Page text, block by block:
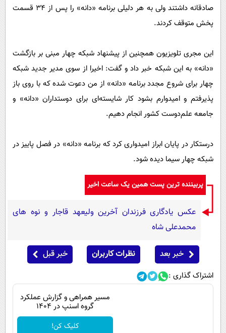
صادقانه داشتند ولی به هر دلیلی برنامه «دانه» را پس از 34 قسمت
پخش متوقف کردند.
این مجری تلویزیون همچنین از پیشنهاد شبکه چهار مبنی بر بازگشت
«دانه» به این شبکه خبر داد و گفت: اخیرا از سوی مدیر جدید شبکه
چهار برای شروع مجدد برنامه «دانه» از من دعوت شده که با روی باز
پذیرفتم و امیدوارم بشود کار شایسته‌ای برای دوستداران «دانه» و
جامعه علم‌دوست کشور انجام دهیم.
درستکار در پایان ابراز امیدواری کرد که برنامه «دانه» در فصل پاییز در
شبکه چهار سیما دیده شود.
پربیننده ترین پست همین یک ساعت اخیر
عکس یادگاری فرزندان آخرین ولیعهد قاجار و نوه های
محمدعلی شاه
خبر بعد نظرات کاربران خبر قبل
اشتراک گذاری :
مسیر همراهی و گزارش عملکرد
گروه اسنپ در ۱۴۰۴
کلیک کن!